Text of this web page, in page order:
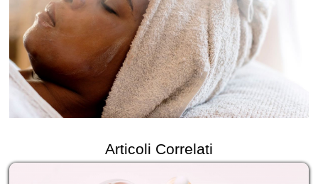
Articoli Correlati